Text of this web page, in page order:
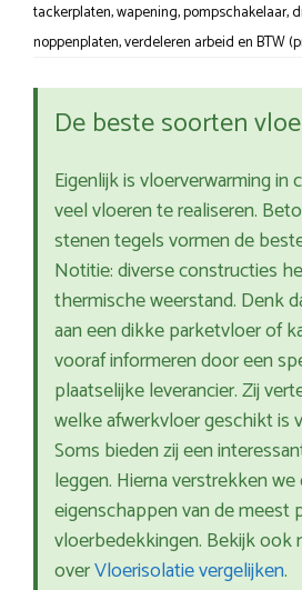
tackerplaten, wapening, pompschakelaar,
noppenplaten, verdeleren arbeid en BTW
De beste soorten
Eigenlijk is vloerverwarming in
veel vloeren te realiseren.
stenen tegels vormen de
Notitie: diverse constructies
thermische weerstand. Denk
aan een dikke parketvloer of
vooraf informeren door een
plaatselijke leverancier. Zij
welke afwerkvloer geschikt is
Soms bieden zij een
leggen. Hierna verstrekken
eigenschappen van de meest
vloerbedekkingen. Bekijk ook
overVloerisolatie vergelijken.